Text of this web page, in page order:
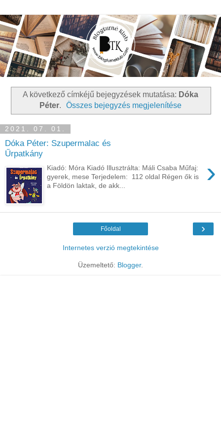
A következő címkéjű bejegyzések mutatása: Dóka
Péter. Összes bejegyzés megjelenítése
2021. 07. 01.
Dóka Péter: Szupermalac és
Űrpatkány
›
Kiadó: Móra Kiadó Illusztrálta: Máli Csaba Műfaj:
gyerek, mese Terjedelem: 112 oldal Régen ők is
a Földön laktak, de akk...
›
Főoldal
Internetes verzió megtekintése
Üzemeltető: Blogger.